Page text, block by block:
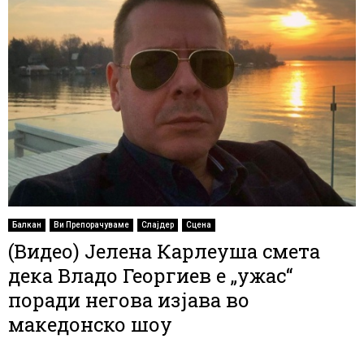
Балкан Ви Препорачуваме Слајдер Сцена
(Видео) Јелена Карлеуша смета
дека Владо Георгиев е „ужас“
поради негова изјава во
македонско шоу